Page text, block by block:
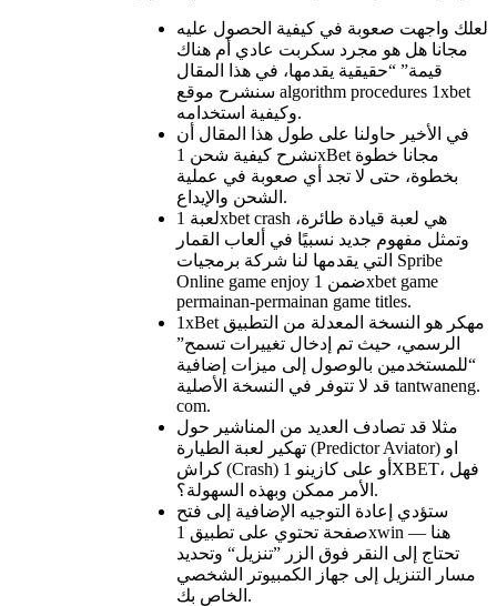
لعلك واجهت صعوبة في كيفية الحصول عليه
مجانا هل هو مجرد سكربت عادي أم هناك
قيمة” “حقيقية يقدمها، في هذا المقال
سنشرح موقع algorithm procedures 1xbet
وكيفية استخدامه.
في الأخير حاولنا على طول هذا المقال أن
نشرح كيفية شحن 1xBet مجانا خطوة
بخطوة، حتى لا تجد أي صعوبة في عملية
الشحن والإيداع.
لعبة 1xbet crash هي لعبة قيادة طائرة،
وتمثل مفهوم جديد نسبيًا في ألعاب القمار
التي يقدمها لنا شركة برمجيات Spribe
Online game enjoy ضمن 1xbet game
permainan-permainan game titles.
1xBet مهكر هو النسخة المعدلة من التطبيق
الرسمي، حيث تم إدخال تغييرات تسمح”
“للمستخدمين بالوصول إلى ميزات إضافية
قد لا تتوفر في النسخة الأصلية tantwaneng.
com.
مثلا قد تصادف العديد من المناشير حول
تهكير لعبة الطيارة (Predictor Aviator) او
كراش (Crash) أو على كازينو 1XBET، فهل
الأمر ممكن وبهذه السهولة؟.
ستؤدي إعادة التوجيه الإضافية إلى فتح
صفحة تحتوي على تطبيق 1xwin — هنا
تحتاج إلى النقر فوق الزر ”تنزيل“ وتحديد
مسار التنزيل إلى جهاز الكمبيوتر الشخصي
الخاص بك.